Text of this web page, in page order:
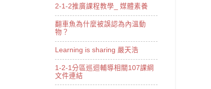
2-1-2推廣課程教學_ 媒體素養
翻車魚為什麼被誤認為內溫動
物？
Learning is sharing 嚴天浩
1-2-1分區巡迴輔導相關107課綱
文件連結